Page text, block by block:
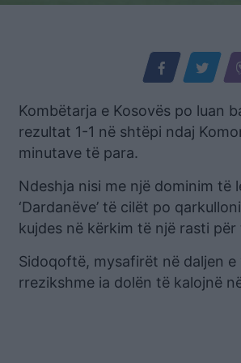
Kombëtarja e Kosovës po luan
rezultat 1-1 në shtëpi ndaj
minutave të para.
Ndeshja nisi me një dominim të
‘Dardanëve’ të cilët po
kujdes në kërkim të një rasti për
Sidoqoftë, mysafirët në daljen
rrezikshme ia dolën të kalojnë